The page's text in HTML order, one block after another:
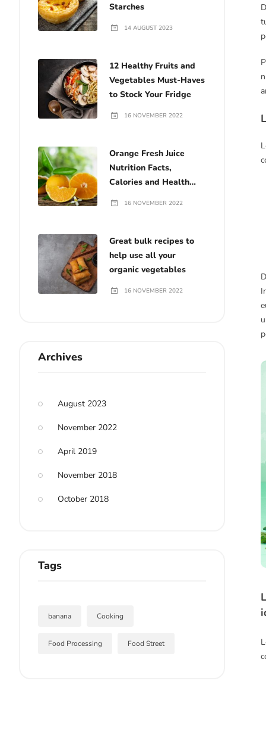
Starches
14 AUGUST 2023
12 Healthy Fruits and
Vegetables Must-Haves
to Stock Your Fridge
16 NOVEMBER 2022
Orange Fresh Juice
Nutrition Facts,
Calories and Health
16 NOVEMBER 2022
Great bulk recipes to
help use all your
organic vegetables
16 NOVEMBER 2022
Archives
August 2023
November 2022
April 2019
November 2018
October 2018
Tags
banana Cooking
Food Processing Food Street